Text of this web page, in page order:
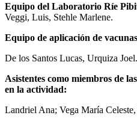
Equipo del Laboratorio Ríe
Veggi, Luis, Stehle Marlene.
Equipo de aplicación de
De los Santos Lucas, Urquiza Joel.
Asistentes como miembros de
en la actividad:
Landriel Ana; Vega María